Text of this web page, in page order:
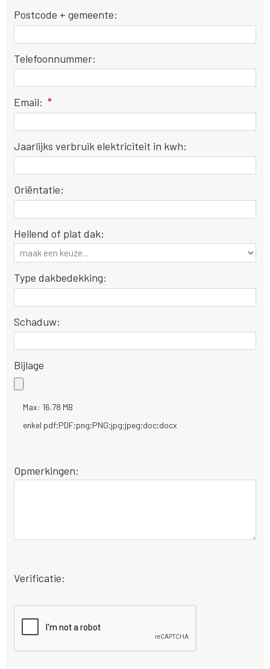
Postcode + gemeente:
Telefoonnummer:
Email: *
Jaarlijks verbruik elektriciteit in kwh:
Oriëntatie:
Hellend of plat dak:
Type dakbedekking:
Schaduw:
Bijlage
Max: 16.78 MB
enkel pdf;PDF;png;PNG;jpg;jpeg;doc;docx
Opmerkingen:
Verificatie: